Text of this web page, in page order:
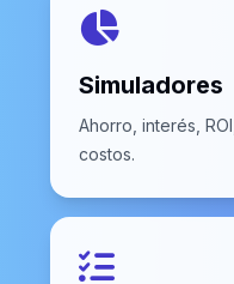
Simuladores
Ahorro, interés,
costos.